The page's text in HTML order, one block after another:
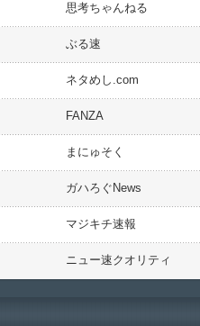
思考ちゃんねる
ぶる速
ネタめし.com
FANZA
まにゅそく
ガハろぐNews
マジキチ速報
ニュー速クオリティ